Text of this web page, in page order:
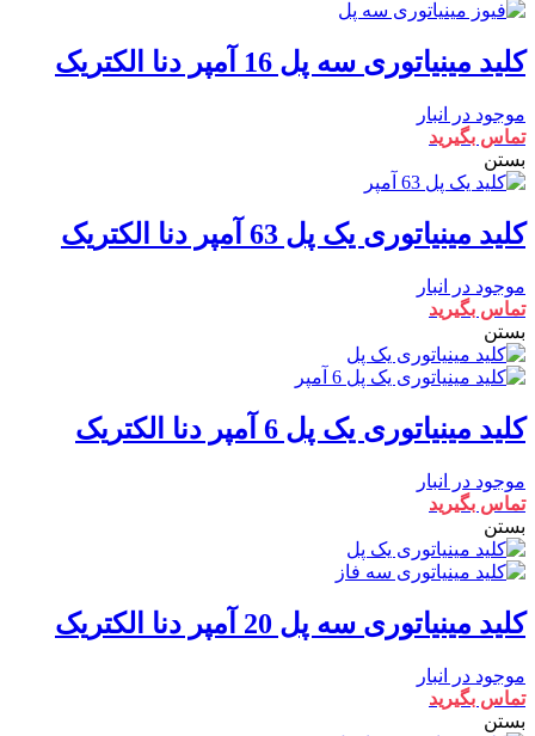
کلید مینیاتوری سه پل 16 آمپر دنا الکتریک
موجود در انبار
تماس بگیرید
بستن
کلید مینیاتوری یک پل 63 آمپر دنا الکتریک
موجود در انبار
تماس بگیرید
بستن
کلید مینیاتوری یک پل 6 آمپر دنا الکتریک
موجود در انبار
تماس بگیرید
بستن
کلید مینیاتوری سه پل 20 آمپر دنا الکتریک
موجود در انبار
تماس بگیرید
بستن